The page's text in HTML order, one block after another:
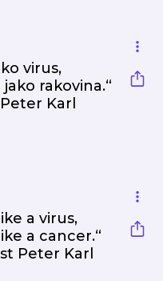
virus,
rakovina.“
Karl
a virus,
a cancer.“
Peter Karl